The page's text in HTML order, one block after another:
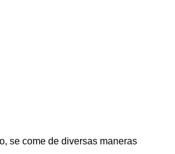
se come de diversas maneras